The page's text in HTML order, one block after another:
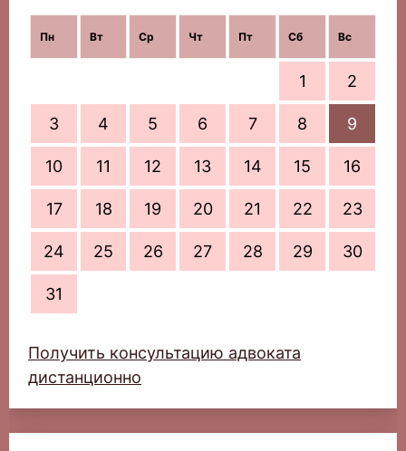
Пн Вт Ср Чт Пт Сб Вс
1 2
3 4 5 6 7 8 9
10 11 12 13 14 15 16
17 18 19 20 21 22 23
24 25 26 27 28 29 30
31
Получить консультацию адвоката
дистанционно